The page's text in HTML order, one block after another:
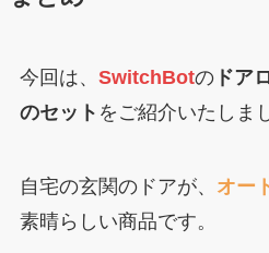
今回は、 SwitchBotのドア
のセット をご紹介いたしま
自宅の玄関のドアが、 オー
素晴らしい商品です。